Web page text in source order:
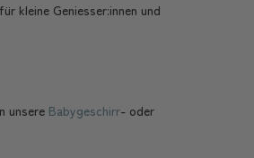
kleine Geniesser:innen und
unsere Babygeschirr- oder